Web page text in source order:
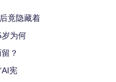
竟隐藏着
为何
？
宪